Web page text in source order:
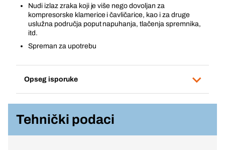
Nudi izlaz zraka koji je više nego dovoljan za
kompresorske klamerice i čavličarice, kao i za druge
uslužna područja poput napuhanja, tlačenja spremnika,
itd.
Spreman za upotrebu
Opseg isporuke
Tehnički podaci